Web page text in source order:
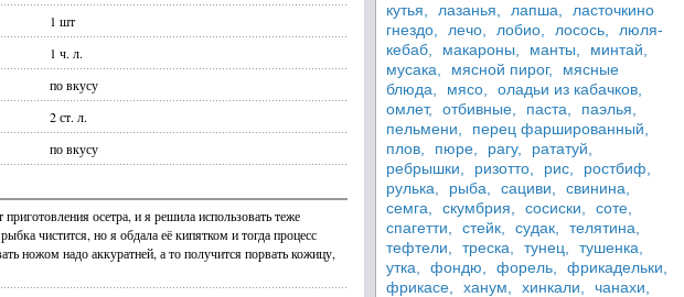
1 шт
1 ч. л.
по вкусу
2 ст. л.
по вкусу
осетра, и я решила использовать теже
чистится, но я обдала её кипятком и тогда процесс
ножом надо аккуратней, а то получится порвать кожицу,
кутья,
лазанья, лапша,
ласточкино
гнездо,
лечо, лобио, лосось,
люля-
кебаб,
макароны, манты,
минтай,
мусака,
мясной пирог,
мясные
блюда,
мясо,
оладьи из кабачков,
омлет,
отбивные, паста,
паэлья,
пельмени,
перец фаршированный,
плов,
пюре, рагу,
рататуй,
ребрышки,
ризотто, рис,
ростбиф,
рулька,
рыба, сациви,
свинина,
семга,
скумбрия, сосиски,
соте,
спагетти,
стейк, судак,
телятина,
тефтели,
треска, тунец,
тушенка,
утка,
фондю, форель,
фрикадельки,
фрикасе,
ханум, хинкали,
чанахи,